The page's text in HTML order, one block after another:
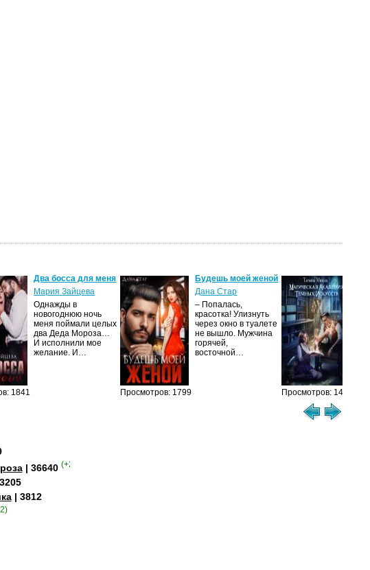
1841
Два босса для меня
Мария Зайцева
Однажды в
новогоднюю ночь
меня поймали целых
два Деда Мороза…
И исполнили мое
желание. И…
Просмотров: 1799
Будешь моей женой
Дана Стар
– Попалась,
красотка! Улизнуть
через окно в туалете
не вышло. Мужчина
горячей,
восточной…
Просмотров: 1460
| 36640 (+2)
| 3812